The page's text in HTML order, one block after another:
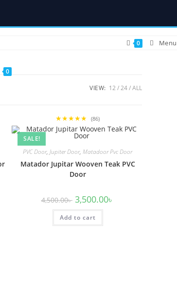
0
0 Menu
VIEW: 12 24 ALL
★★★★★ (86)
SALE!
PVC Door,Jupiter Door,Matadoor Pvc Door
Matador Jupitar Wooven Teak PVC
Door
4,500.00৳ Original
price
was:
4,500.00৳ .
3,500.00৳
Add to cart